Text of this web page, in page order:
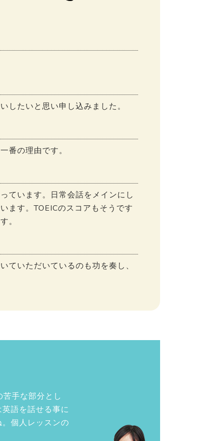
したいと思い申し込みました。
番の理由です。
ています。日常会話をメインにし
ます。TOEICのスコアもそうです
。
ていただいているのも功を奏し、
手な部分とし
語を話せる事に
個人レッスンの